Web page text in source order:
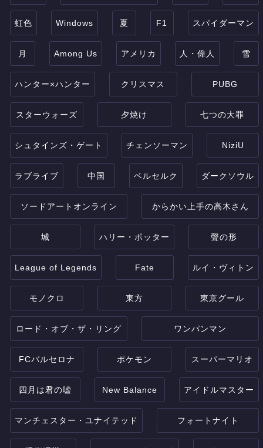
虹色 Windows 夏 F1 スパイダーマン
月 Among Us アメリカ 人・偉人 雪
ハンター×ハンター クリスマス PUBG
スターウォーズ 夕焼け 七つの大罪
シュタインズ・ゲート チェンソーマン NiziU
ラブライブ 中国 ベルセルク ダークソウル
ソードアートオンライン からかい上手の高木さん
城 ハリー・ポッター 聲の形
League of Legends Fate ルイ・ヴィトン
モノクロ 東方 東京グール
ロード・オブ・ザ・リング ワンパンマン
FCバルセロナ ポケモン スーパーマリオ
四月は君の嘘 New Balance アイドルマスター
マンチェスター・ユナイテッド フォートナイト